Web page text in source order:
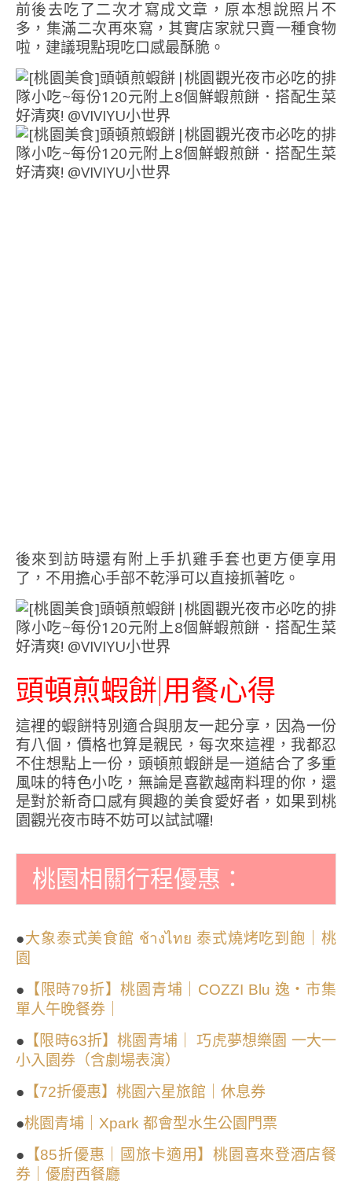
前後去吃了二次才寫成文章，原本想說照片不
多，集滿二次再來寫，其實店家就只賣一種食物
啦，建議現點現吃口感最酥脆。
後來到訪時還有附上手扒雞手套也更方便享用
了，不用擔心手部不乾淨可以直接抓著吃。
頭頓煎蝦餅|用餐心得
這裡的蝦餅特別適合與朋友一起分享，因為一份
有八個，價格也算是親民，每次來這裡，我都忍
不住想點上一份，頭頓煎蝦餅是一道結合了多重
風味的特色小吃，無論是喜歡越南料理的你，還
是對於新奇口感有興趣的美食愛好者，如果到桃
園觀光夜市時不妨可以試試囉!
桃園相關行程優惠：
●大象泰式美食館 ช้างไทย 泰式燒烤吃到飽｜桃
園
● 【限時79折】桃園青埔｜COZZI Blu 逸・市集
單人午晚餐券｜
● 【限時63折】桃園青埔｜ 巧虎夢想樂園 一大一
小入園券（含劇場表演）
● 【72折優惠】桃園六星旅館｜休息券
●桃園青埔｜Xpark 都會型水生公園門票
● 【85折優惠｜國旅卡適用】桃園喜來登酒店餐
券｜優廚西餐廳